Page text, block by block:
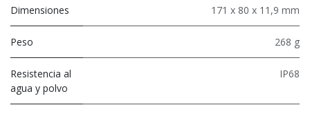
Dimensiones 171 x 80 x 11,9 mm
Peso 268 g
Resistencia al
agua y polvo
IP68